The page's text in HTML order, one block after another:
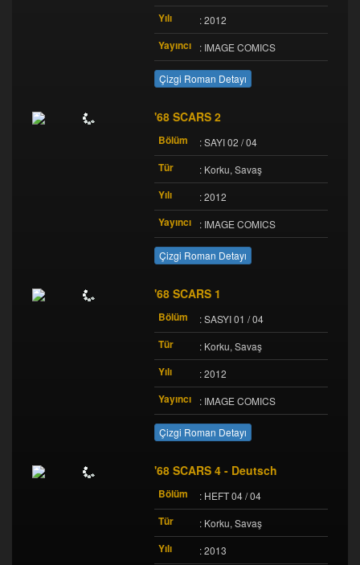
Yılı : 2012
Yayıncı : IMAGE COMICS
Çizgi Roman Detayı
'68 SCARS 2
Bölüm : SAYI 02 / 04
Tür : Korku, Savaş
Yılı : 2012
Yayıncı : IMAGE COMICS
Çizgi Roman Detayı
'68 SCARS 1
Bölüm : SASYI 01 / 04
Tür : Korku, Savaş
Yılı : 2012
Yayıncı : IMAGE COMICS
Çizgi Roman Detayı
'68 SCARS 4 - Deutsch
Bölüm : HEFT 04 / 04
Tür : Korku, Savaş
Yılı : 2013